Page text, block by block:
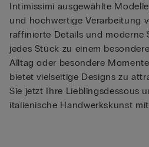
Intimissimi ausgewählte
und hochwertige Verarbeitung
raffinierte Details und moderne
jedes Stück zu einem
Alltag oder besondere
bietet vielseitige Designs zu
Sie jetzt Ihre Lieblingsdessous
italienische Handwerkskunst